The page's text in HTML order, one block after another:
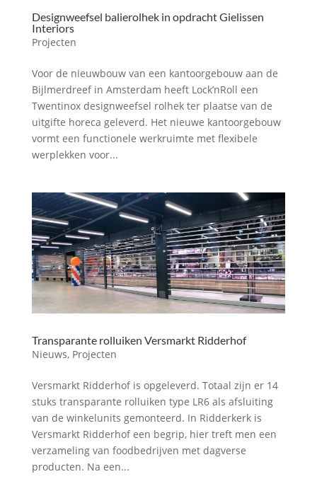
Designweefsel balierolhek in opdracht Gielissen
Interiors
Projecten
Voor de nieuwbouw van een kantoorgebouw aan de
Bijlmerdreef in Amsterdam heeft Lock’nRoll een
Twentinox designweefsel rolhek ter plaatse van de
uitgifte horeca geleverd. Het nieuwe kantoorgebouw
vormt een functionele werkruimte met flexibele
werplekken voor...
Transparante rolluiken Versmarkt Ridderhof
Nieuws, Projecten
Versmarkt Ridderhof is opgeleverd. Totaal zijn er 14
stuks transparante rolluiken type LR6 als afsluiting
van de winkelunits gemonteerd. In Ridderkerk is
Versmarkt Ridderhof een begrip, hier treft men een
verzameling van foodbedrijven met dagverse
producten. Na een...